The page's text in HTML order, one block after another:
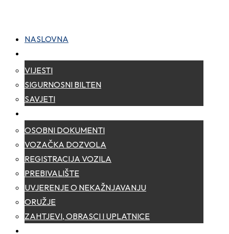
NASLOVNA
VIJESTI
SIGURNOSNI BILTEN
SAVJETI
OSOBNI DOKUMENTI
VOZAČKA DOZVOLA
REGISTRACIJA VOZILA
PREBIVALIŠTE
UVJERENJE O NEKAŽNJAVANJU
ORUŽJE
ZAHTJEVI, OBRASCI I UPLATNICE